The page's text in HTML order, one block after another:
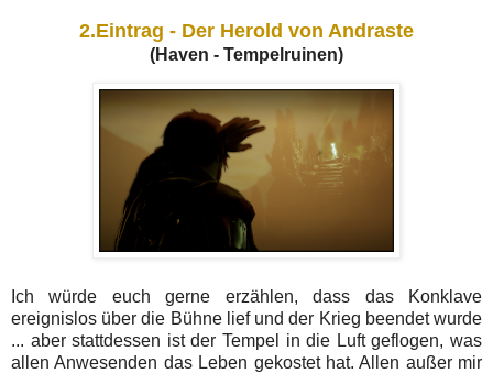
2.Eintrag - Der Herold von Andraste
(Haven - Tempelruinen)
Ich würde euch gerne erzählen, dass das Konklave
ereignislos über die Bühne lief und der Krieg beendet wurde
... aber stattdessen ist der Tempel in die Luft geflogen, was
allen Anwesenden das Leben gekostet hat. Allen außer mir